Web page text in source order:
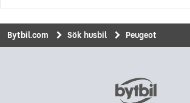
Peugeot i Munkedal
Peugeot i Borlänge
Bytbil.com Sök husbil Peugeot